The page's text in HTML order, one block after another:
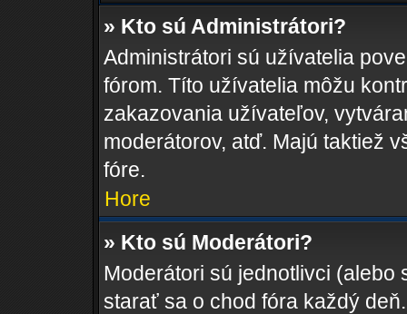
» Kto sú Administrátori?
Administrátori sú užívatelia
fórom. Títo užívatelia môžu
zakazovania užívateľov,
moderátorov, atď. Majú taktiež
fóre.
Hore
» Kto sú Moderátori?
Moderátori sú jednotlivci
starať sa o chod fóra každý